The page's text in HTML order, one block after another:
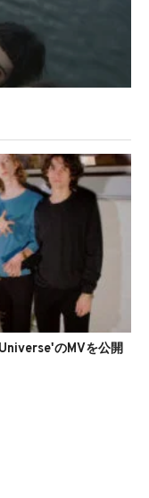
のMVを公開